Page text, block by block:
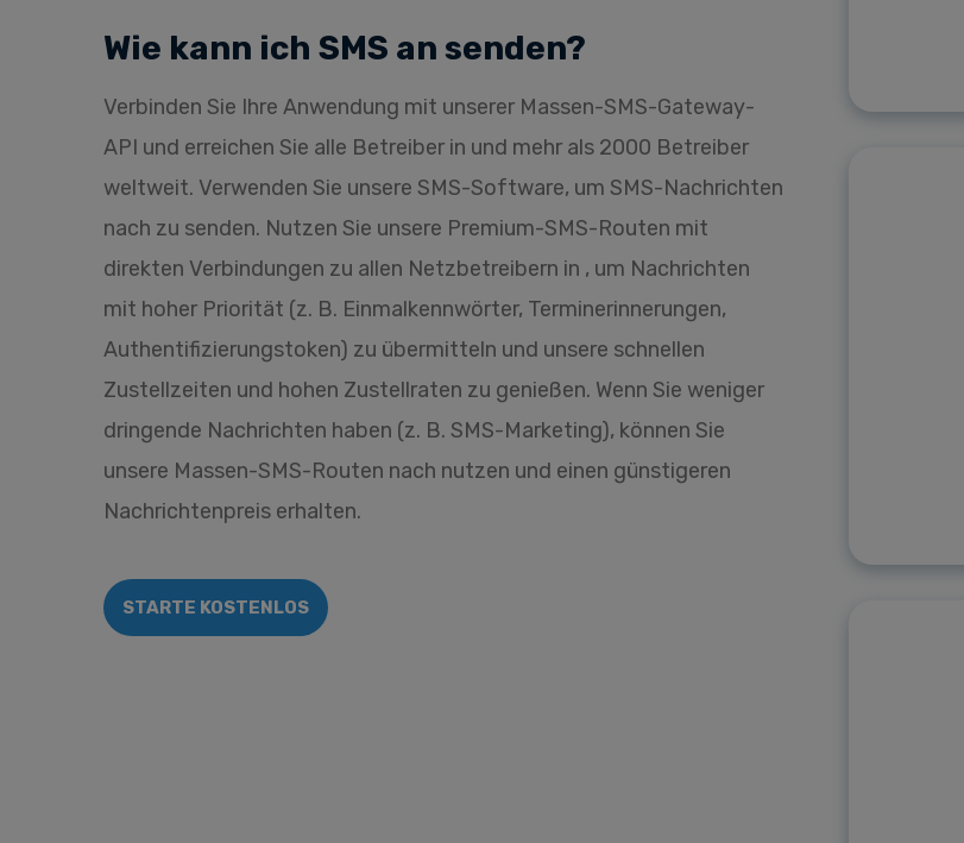
Wie kann ich SMS an senden?
Verbinden Sie Ihre Anwendung mit unserer Massen-SMS-Gateway-
API und erreichen Sie alle Betreiber in und mehr als 2000 Betreiber
weltweit. Verwenden Sie unsere SMS-Software, um SMS-Nachrichten
nach zu senden. Nutzen Sie unsere Premium-SMS-Routen mit
direkten Verbindungen zu allen Netzbetreibern in , um Nachrichten
mit hoher Priorität (z. B. Einmalkennwörter, Terminerinnerungen,
Authentifizierungstoken) zu übermitteln und unsere schnellen
Zustellzeiten und hohen Zustellraten zu genießen. Wenn Sie weniger
dringende Nachrichten haben (z. B. SMS-Marketing), können Sie
unsere Massen-SMS-Routen nach nutzen und einen günstigeren
Nachrichtenpreis erhalten.
STARTE KOSTENLOS